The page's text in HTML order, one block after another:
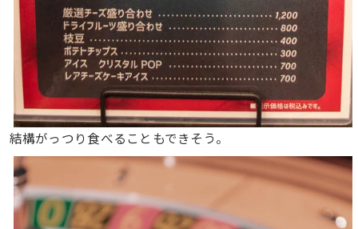
結構がっつり食べることもできそう。